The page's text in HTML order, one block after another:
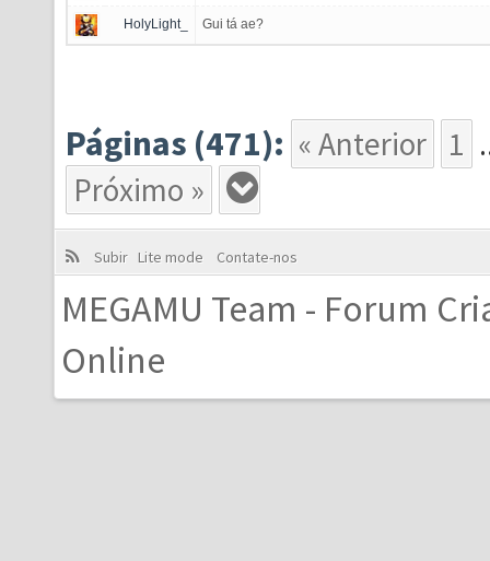
HolyLight_ Gui tá ae?
Páginas (471): « Anterior 1
Próximo »
Subir Lite mode Contate-nos
MEGAMU Team - Forum
Online